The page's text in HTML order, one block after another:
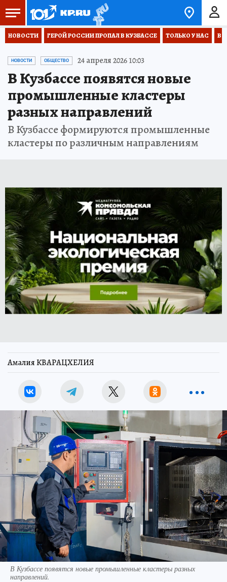
НОВОСТИ ГЕРОЙ РОССИИ ПРОПАЛ В КУЗБАССЕ ТОЛЬКО У НАС
НОВОСТИ ОБЩЕСТВО 24 апреля 2026 10:03
В Кузбассе появятся новые
промышленные кластеры
разных направлений
В Кузбассе формируются промышленные
кластеры по различным направлениям
Амалия КВАРАЦХЕЛИЯ
В Кузбассе появятся новые промышленные кластеры разных
направлений.